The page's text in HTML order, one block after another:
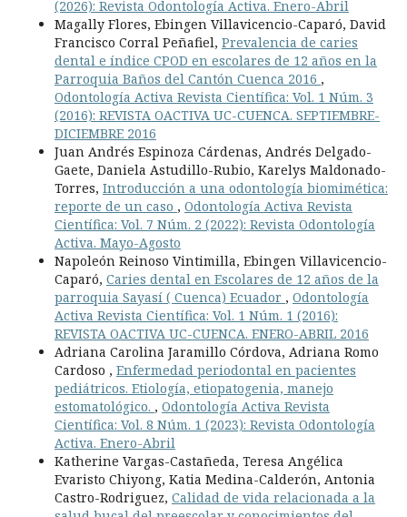
(2026): Revista Odontología Activa. Enero-Abril
Magally Flores, Ebingen Villavicencio-Caparó, David
Francisco Corral Peñafiel, Prevalencia de caries
dental e índice CPOD en escolares de 12 años en la
Parroquia Baños del Cantón Cuenca 2016 ,
Odontología Activa Revista Científica: Vol. 1 Núm. 3
(2016): REVISTA OACTIVA UC-CUENCA. SEPTIEMBRE-
DICIEMBRE 2016
Juan Andrés Espinoza Cárdenas, Andrés Delgado-
Gaete, Daniela Astudillo-Rubio, Karelys Maldonado-
Torres, Introducción a una odontología biomimética:
reporte de un caso , Odontología Activa Revista
Científica: Vol. 7 Núm. 2 (2022): Revista Odontología
Activa. Mayo-Agosto
Napoleón Reinoso Vintimilla, Ebingen Villavicencio-
Caparó, Caries dental en Escolares de 12 años de la
parroquia Sayasí ( Cuenca) Ecuador , Odontología
Activa Revista Científica: Vol. 1 Núm. 1 (2016):
REVISTA OACTIVA UC-CUENCA. ENERO-ABRIL 2016
Adriana Carolina Jaramillo Córdova, Adriana Romo
Cardoso , Enfermedad periodontal en pacientes
pediátricos. Etiología, etiopatogenia, manejo
estomatológico. , Odontología Activa Revista
Científica: Vol. 8 Núm. 1 (2023): Revista Odontología
Activa. Enero-Abril
Katherine Vargas-Castañeda, Teresa Angélica
Evaristo Chiyong, Katia Medina-Calderón, Antonia
Castro-Rodriguez, Calidad de vida relacionada a la